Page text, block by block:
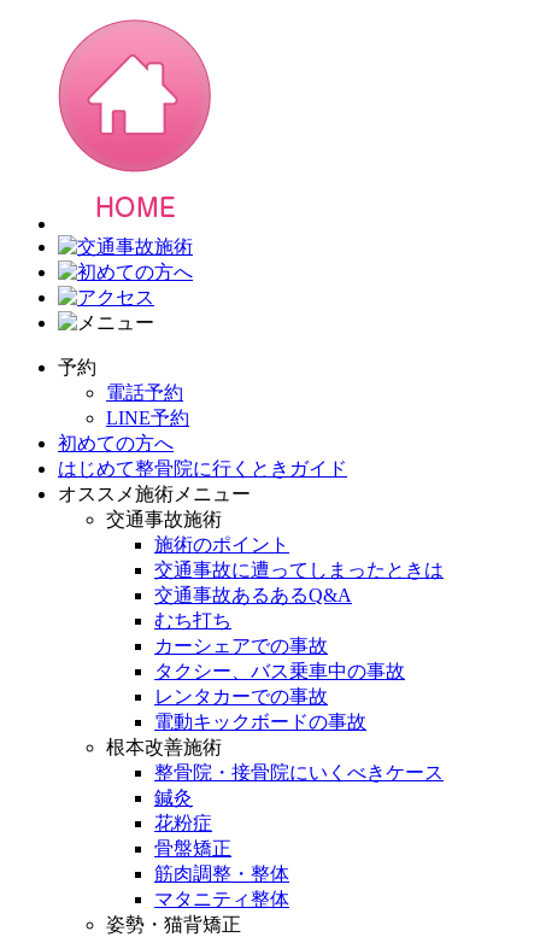
予約
電話予約
LINE予約
初めての方へ
はじめて整骨院に行くときガイド
オススメ施術メニュー
交通事故施術
施術のポイント
交通事故に遭ってしまったときは
交通事故あるあるQ&A
むち打ち
カーシェアでの事故
タクシー、バス乗車中の事故
レンタカーでの事故
電動キックボードの事故
根本改善施術
整骨院・接骨院にいくべきケース
鍼灸
花粉症
骨盤矯正
筋肉調整・整体
マタニティ整体
姿勢・猫背矯正